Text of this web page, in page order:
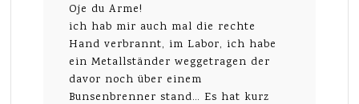
Oje du Arme!
ich hab mir auch mal die rechte
Hand verbrannt, im Labor, ich habe
ein Metallständer weggetragen der
davor noch über einem
Bunsenbrenner stand… Es hat kurz